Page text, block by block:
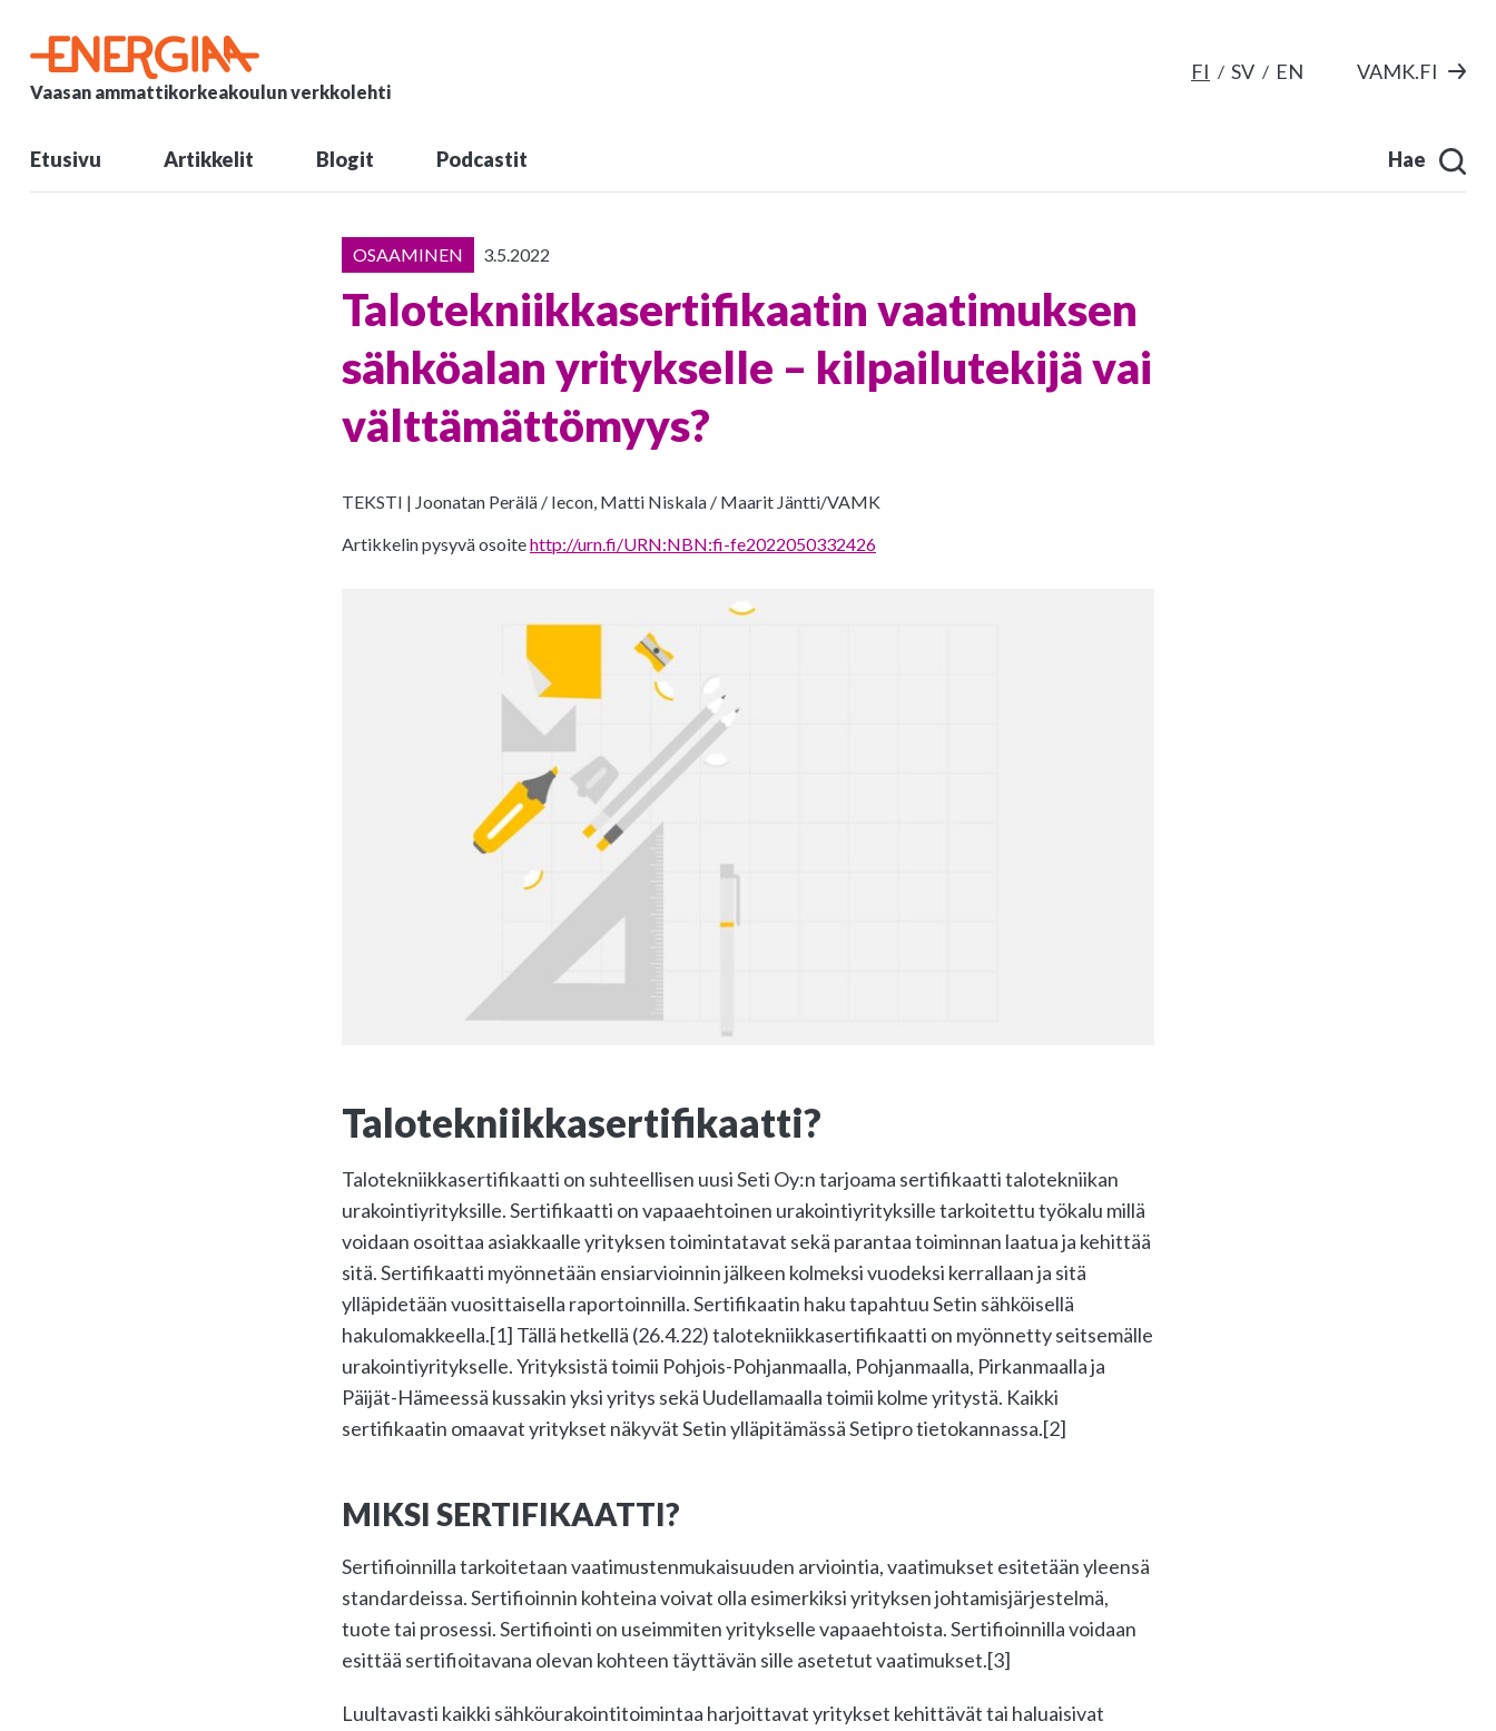
FI SV EN VAMK.FI
Vaasan ammattikorkeakoulun verkkolehti
Etusivu Artikkelit Blogit Podcastit Hae
OSAAMINEN 3.5.2022
Talotekniikkasertifikaatin vaatimuksen
sähköalan yritykselle – kilpailutekijä vai
välttämättömyys?
TEKSTI | Joonatan Perälä / Iecon, Matti Niskala / Maarit Jäntti/VAMK
Artikkelin pysyvä osoitehttp://urn.fi/URN:NBN:fi-fe2022050332426
Talotekniikkasertifikaatti?
Talotekniikkasertifikaatti on suhteellisen uusi Seti Oy:n tarjoama sertifikaatti talotekniikan
urakointiyrityksille. Sertifikaatti on vapaaehtoinen urakointiyrityksille tarkoitettu työkalu millä
voidaan osoittaa asiakkaalle yrityksen toimintatavat sekä parantaa toiminnan laatua ja kehittää
sitä. Sertifikaatti myönnetään ensiarvioinnin jälkeen kolmeksi vuodeksi kerrallaan ja sitä
ylläpidetään vuosittaisella raportoinnilla. Sertifikaatin haku tapahtuu Setin sähköisellä
hakulomakkeella.[1] Tällä hetkellä (26.4.22) talotekniikkasertifikaatti on myönnetty seitsemälle
urakointiyritykselle. Yrityksistä toimii Pohjois-Pohjanmaalla, Pohjanmaalla, Pirkanmaalla ja
Päijät-Hämeessä kussakin yksi yritys sekä Uudellamaalla toimii kolme yritystä. Kaikki
sertifikaatin omaavat yritykset näkyvät Setin ylläpitämässä Setipro tietokannassa.[2]
MIKSI SERTIFIKAATTI?
Sertifioinnilla tarkoitetaan vaatimustenmukaisuuden arviointia, vaatimukset esitetään yleensä
standardeissa. Sertifioinnin kohteina voivat olla esimerkiksi yrityksen johtamisjärjestelmä,
tuote tai prosessi. Sertifiointi on useimmiten yritykselle vapaaehtoista. Sertifioinnilla voidaan
esittää sertifioitavana olevan kohteen täyttävän sille asetetut vaatimukset.[3]
Luultavasti kaikki sähköurakointitoimintaa harjoittavat yritykset kehittävät tai haluaisivat